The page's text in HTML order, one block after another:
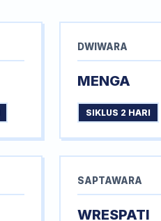
DWIWARA
MENGA
SIKLUS 2 HARI
SAPTAWARA
WRESPATI